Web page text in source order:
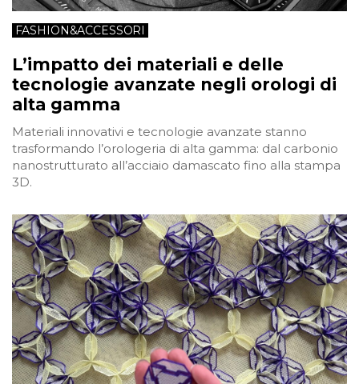
FASHION&ACCESSORI
L’impatto dei materiali e delle
tecnologie avanzate negli orologi di
alta gamma
Materiali innovativi e tecnologie avanzate stanno
trasformando l’orologeria di alta gamma: dal carbonio
nanostrutturato all’acciaio damascato fino alla stampa
3D.